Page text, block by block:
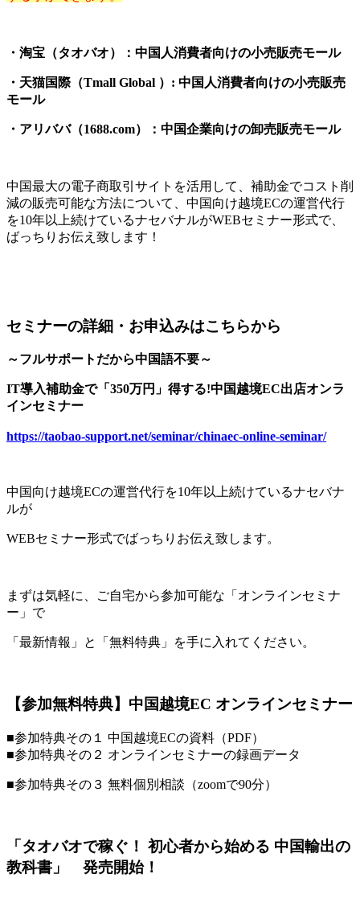
・淘宝（タオバオ）：中国人消費者向けの小売販売モール
・天猫国際（Tmall Global ）: 中国人消費者向けの小売販売
モール
・アリババ（1688.com）：中国企業向けの卸売販売モール
中国最大の電子商取引サイトを活用して、補助金でコスト削
減の販売可能な方法について、中国向け越境ECの運営代行
を10年以上続けているナセバナルがWEBセミナー形式で、
ばっちりお伝え致します！
セミナーの詳細・お申込みはこちらから
～フルサポートだから中国語不要～
IT導入補助金で「350万円」得する!中国越境EC出店オンラ
インセミナー
https://taobao-support.net/seminar/chinaec-online-seminar/
中国向け越境ECの運営代行を10年以上続けているナセバナ
ルが
WEBセミナー形式でばっちりお伝え致します。
まずは気軽に、ご自宅から参加可能な「オンラインセミナ
ー」で
「最新情報」と「無料特典」を手に入れてください。
【参加無料特典】中国越境EC オンラインセミナー
■参加特典その１ 中国越境ECの資料（PDF）
■参加特典その２ オンラインセミナーの録画データ
■参加特典その３ 無料個別相談（zoomで90分）
「タオバオで稼ぐ！ 初心者から始める 中国輸出の
教科書」 発売開始！